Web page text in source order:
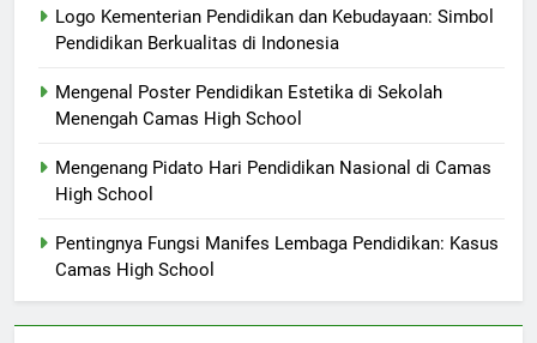
Logo Kementerian Pendidikan dan Kebudayaan: Simbol
Pendidikan Berkualitas di Indonesia
Mengenal Poster Pendidikan Estetika di Sekolah
Menengah Camas High School
Mengenang Pidato Hari Pendidikan Nasional di Camas
High School
Pentingnya Fungsi Manifes Lembaga Pendidikan: Kasus
Camas High School